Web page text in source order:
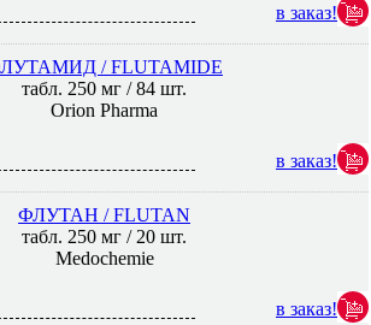
в заказ!
/ FLUTAMIDE
табл. 250 мг / 84 шт.
Orion Pharma
в заказ!
ФЛУТАН / FLUTAN
табл. 250 мг / 20 шт.
Medochemie
в заказ!